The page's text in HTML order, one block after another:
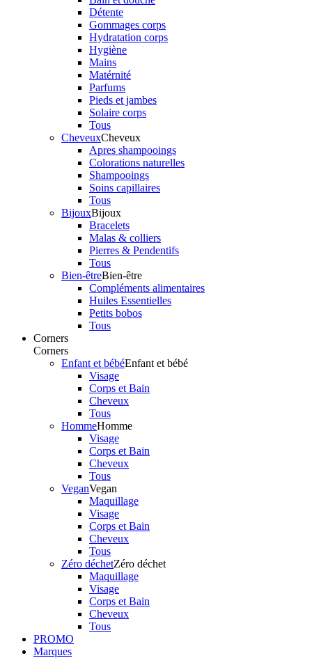
Détente
Gommages corps
Hydratation corps
Hygiène
Mains
Matérnité
Parfums
Pieds et jambes
Solaire corps
Tous
CheveuxCheveux
Apres shampooings
Colorations naturelles
Shampooings
Soins capillaires
Tous
BijouxBijoux
Bracelets
Malas & colliers
Pierres & Pendentifs
Tous
Bien-êtreBien-être
Compléments alimentaires
Huiles Essentielles
Petits bobos
Tous
Corners
Corners
Enfant et bébéEnfant et bébé
Visage
Corps et Bain
Cheveux
Tous
HommeHomme
Visage
Corps et Bain
Cheveux
Tous
VeganVegan
Maquillage
Visage
Corps et Bain
Cheveux
Tous
Zéro déchetZéro déchet
Maquillage
Visage
Corps et Bain
Cheveux
Tous
PROMO
Marques